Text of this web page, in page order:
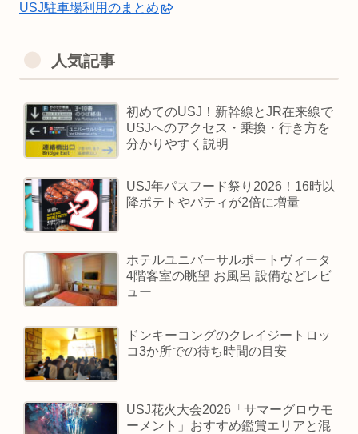
USJ駐車場利用のまとめ
人気記事
初めてのUSJ！新幹線とJR在来線で
USJへのアクセス・乗換・行き方を
分かりやすく説明
USJ年パスフード祭り2026！16時以
降ポテトやパティが2倍に増量
ホテルユニバーサルポートヴィータ
4階客室の眺望 お風呂 設備などレビ
ュー
ドンキーコングのクレイジートロッ
コ3か所での待ち時間の目安
USJ花火大会2026「サマーグロウモ
ーメント」おすすめ鑑賞エリアと混